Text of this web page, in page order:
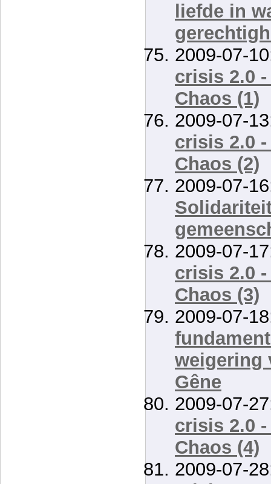
liefde in
2009-07-
crisis 2.0
Chaos (1)
2009-07-
crisis 2.0
Chaos (2)
2009-07-
2009-07-
crisis 2.0
Chaos (3)
2009-07-
weigering
Gêne
2009-07-
crisis 2.0
Chaos (4)
2009-07-